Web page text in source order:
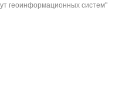
геоинформационных систем"